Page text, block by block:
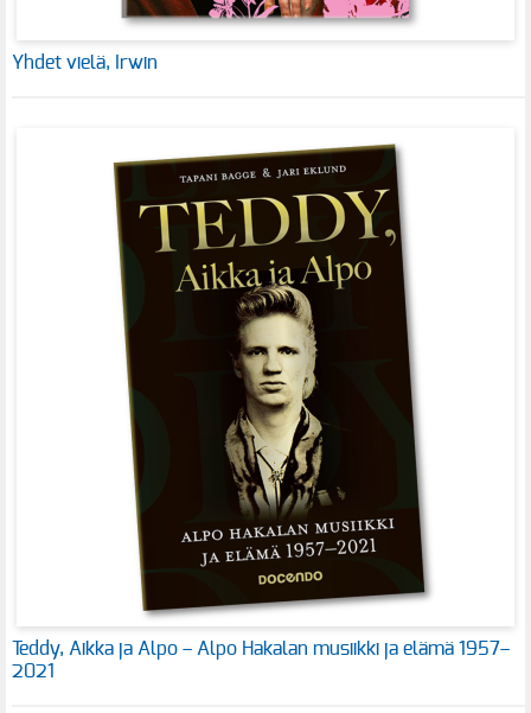
Yhdet vielä, Irwin
Teddy, Aikka ja Alpo – Alpo Hakalan musiikki ja elämä 1957–
2021